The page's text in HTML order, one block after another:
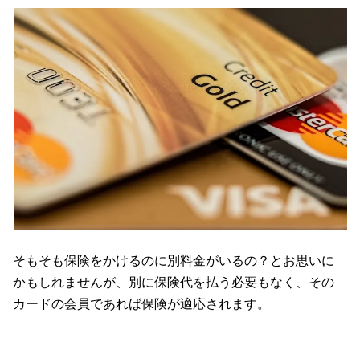
そもそも保険をかけるのに別料金がいるの？とお思いに
かもしれませんが、別に保険代を払う必要もなく、その
カードの会員であれば保険が適応されます。